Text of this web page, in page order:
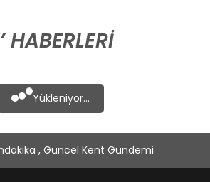
HABERLERI
Yükleniyor...
, Güncel Kent Gündemi